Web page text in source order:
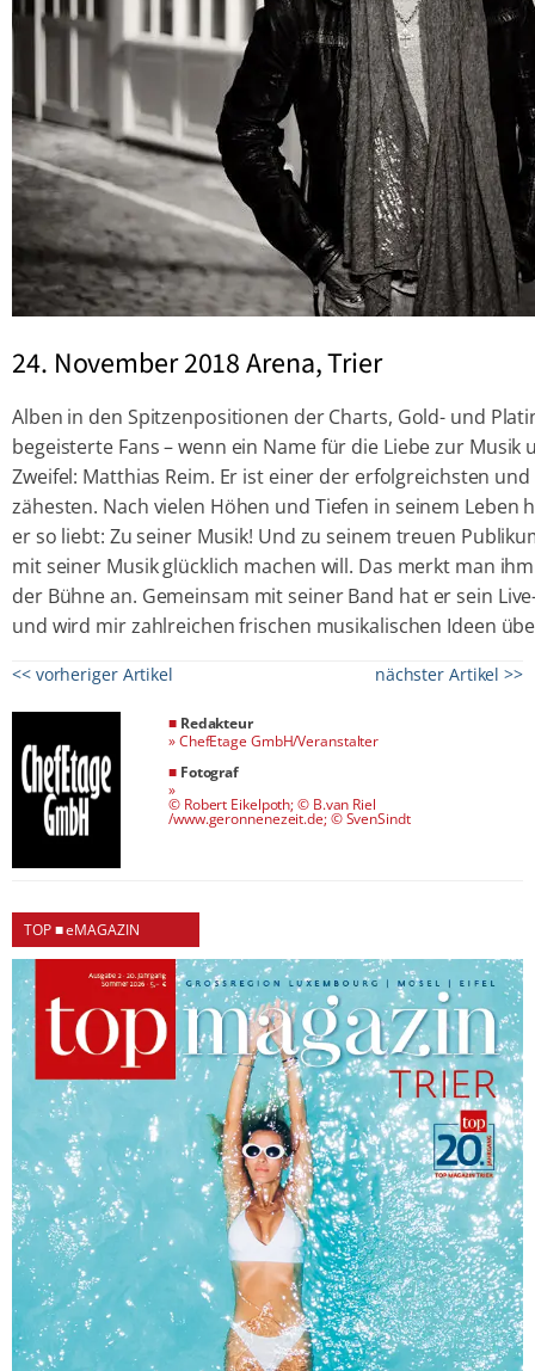
24. November 2018 Arena, Trier
Alben in den Spitzenpositionen der Charts, Gold- und
begeisterte Fans – wenn ein Name für die Liebe zur
Zweifel: Matthias Reim. Er ist einer der erfolgreichsten
zähesten. Nach vielen Höhen und Tiefen in seinem
er so liebt: Zu seiner Musik! Und zu seinem treuen
mit seiner Musik glücklich machen will. Das merkt man
der Bühne an. Gemeinsam mit seiner Band hat er sein
und wird mir zahlreichen frischen musikalischen Ideen
<< vorheriger Artikel nächster Artikel >>
■Redakteur
»ChefEtage GmbH/Veranstalter
■Fotograf
»
© Robert Eikelpoth; © B.van Riel
/www.geronnenezeit.de; © SvenSindt
TOP ■ eMAGAZIN